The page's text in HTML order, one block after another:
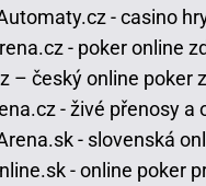
- casino
- poker online
– český online poker
- živé přenosy a
- slovenská
- online poker